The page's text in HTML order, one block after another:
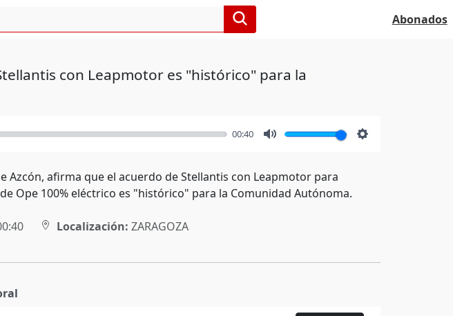
Abonados
con Leapmotor es "histórico" para la
00:40
Azcón, afirma que el acuerdo de Stellantis con Leapmotor para
Ope 100% eléctrico es "histórico" para la Comunidad Autónoma.
Localización: ZARAGOZA